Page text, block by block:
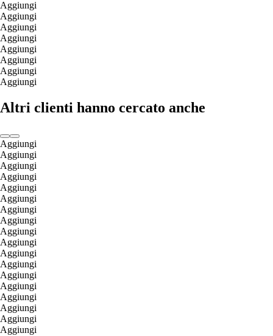
Aggiungi
Aggiungi
Aggiungi
Aggiungi
Aggiungi
Aggiungi
Aggiungi
Aggiungi
Altri clienti hanno cercato anche
Aggiungi
Aggiungi
Aggiungi
Aggiungi
Aggiungi
Aggiungi
Aggiungi
Aggiungi
Aggiungi
Aggiungi
Aggiungi
Aggiungi
Aggiungi
Aggiungi
Aggiungi
Aggiungi
Aggiungi
Aggiungi